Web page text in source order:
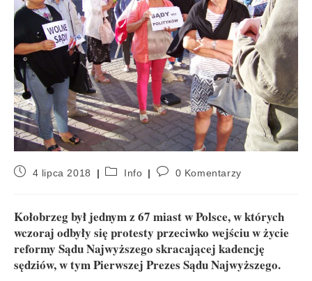
4 lipca 2018 Info 0 Komentarzy
Kołobrzeg był jednym z 67 miast w Polsce, w których
wczoraj odbyły się protesty przeciwko wejściu w życie
reformy Sądu Najwyższego skracającej kadencję
sędziów, w tym Pierwszej Prezes Sądu Najwyższego.